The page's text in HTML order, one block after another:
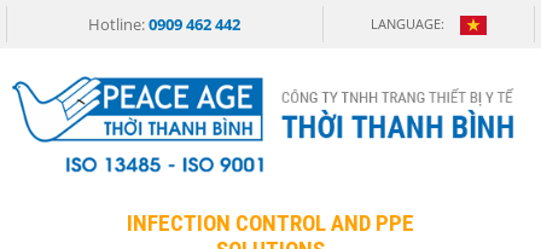
Hotline:0909 462 442 LANGUAGE:
INFECTION CONTROL AND PPE